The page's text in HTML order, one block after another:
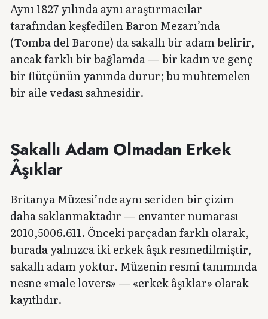
Aynı 1827 yılında aynı araştırmacılar
tarafından keşfedilen Baron Mezarı’nda
(Tomba del Barone) da sakallı bir adam belirir,
ancak farklı bir bağlamda — bir kadın ve genç
bir flütçünün yanında durur; bu muhtemelen
bir aile vedası sahnesidir.
Sakallı Adam Olmadan Erkek
Âşıklar
Britanya Müzesi’nde aynı seriden bir çizim
daha saklanmaktadır — envanter numarası
2010,5006.611. Önceki parçadan farklı olarak,
burada yalnızca iki erkek âşık resmedilmiştir,
sakallı adam yoktur. Müzenin resmî tanımında
nesne «male lovers» — «erkek âşıklar» olarak
kayıtlıdır.